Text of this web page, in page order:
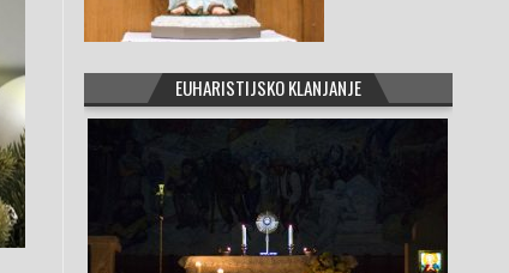
EUHARISTIJSKO KLANJANJE